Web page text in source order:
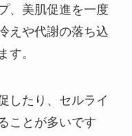
、美肌促進を一度
えや代謝の落ち込
す。
したり、セルライ
ことが多いです